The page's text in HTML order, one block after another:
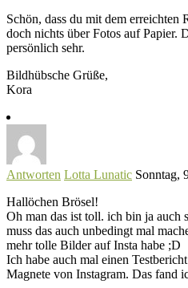
Schön, dass du mit dem erreichten
doch nichts über Fotos auf Papier.
persönlich sehr.
Bildhübsche Grüße,
Kora
Antworten Lotta Lunatic Sonntag,
Hallöchen Brösel!
Oh man das ist toll. ich bin ja auch
muss das auch unbedingt mal
mehr tolle Bilder auf Insta habe ;D
Ich habe auch mal einen
Magnete von Instagram. Das fand